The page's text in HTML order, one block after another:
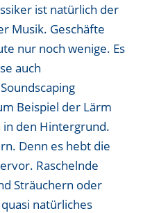
ist natürlich der
Musik. Geschäfte
nur noch wenige. Es
auch
Beispiel der Lärm
den Hintergrund.
Denn es hebt die
Raschelnde
Sträuchern oder
natürliches